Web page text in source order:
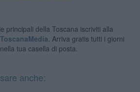
principali della Toscana iscriviti alla
Arriva gratis tutti i giorni
tua casella di posta.
anche: